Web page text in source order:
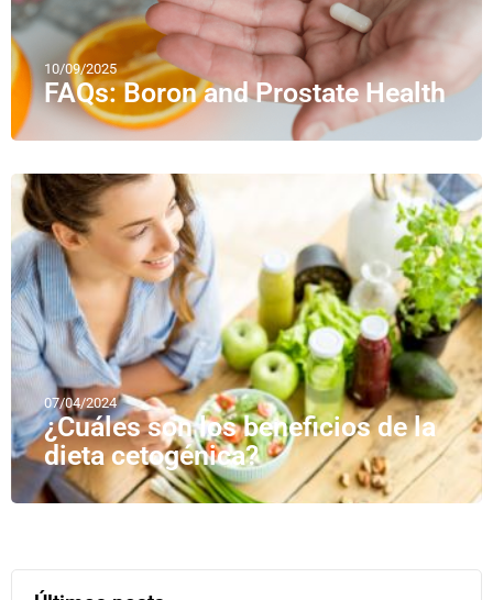
10/09/2025
FAQs: Boron and Prostate Health
07/04/2024
¿Cuáles son los beneficios de la
dieta cetogénica?